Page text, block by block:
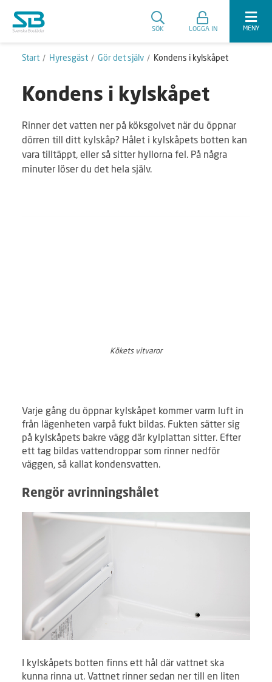
SÖK LOGGA IN MENY
Start Hyresgäst Gör det själv Kondens i kylskåpet
Kondens i kylskåpet
Rinner det vatten ner på köksgolvet när du öppnar
dörren till ditt kylskåp? Hålet i kylskåpets botten kan
vara tilltäppt, eller så sitter hyllorna fel. På några
minuter löser du det hela själv.
Kökets vitvaror
Varje gång du öppnar kylskåpet kommer varm luft in
från lägenheten varpå fukt bildas. Fukten sätter sig
på kylskåpets bakre vägg där kylplattan sitter. Efter
ett tag bildas vattendroppar som rinner nedför
väggen, så kallat kondensvatten.
Rengör avrinningshålet
I kylskåpets botten finns ett hål där vattnet ska
kunna rinna ut. Vattnet rinner sedan ner till en liten